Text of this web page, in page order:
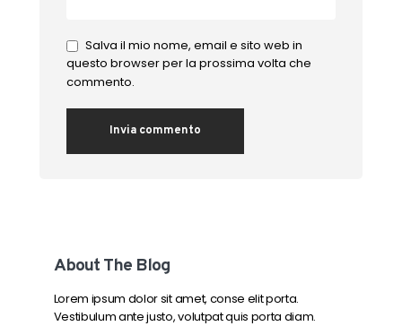
Salva il mio nome, email e sito web in
questo browser per la prossima volta che
commento.
About The Blog
Lorem ipsum dolor sit amet, conse elit porta.
Vestibulum ante justo, volutpat quis porta diam.